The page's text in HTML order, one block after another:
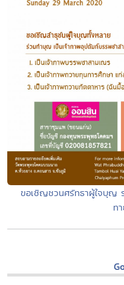
ขอเชิญชวนศรัทธาผู้ใจบุญ
ท